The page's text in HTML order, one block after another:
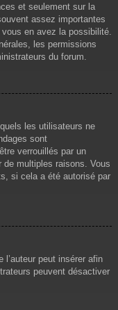
et seulement sur la
assez importantes
en avez la possibilité.
les permissions
du forum.
les utilisateurs ne
sont
verrouillés par un
de multiples raisons. Vous
si cela a été autorisé par
l’auteur peut insérer afin
peuvent désactiver